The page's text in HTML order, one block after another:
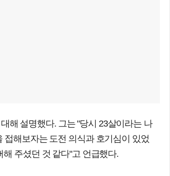
해 설명했다. 그는 "당시 23살이라는 나
접해보자는 도전 의식과 호기심이 있었
주셨던 것 같다"고 언급했다.